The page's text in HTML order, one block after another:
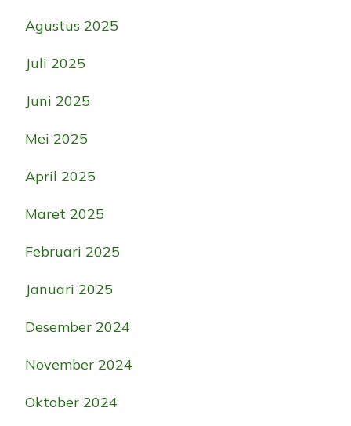
Agustus 2025
Juli 2025
Juni 2025
Mei 2025
April 2025
Maret 2025
Februari 2025
Januari 2025
Desember 2024
November 2024
Oktober 2024